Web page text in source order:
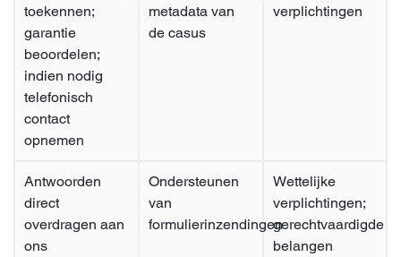
toekennen;
garantie
beoordelen;
indien nodig
telefonisch
contact
opnemen
metadata van
de casus
verplichtingen
Antwoorden
direct
overdragen aan
ons
Ondersteunen
van
formulierinzendingen
Wettelijke
verplichtingen;
gerechtvaardigde
belangen